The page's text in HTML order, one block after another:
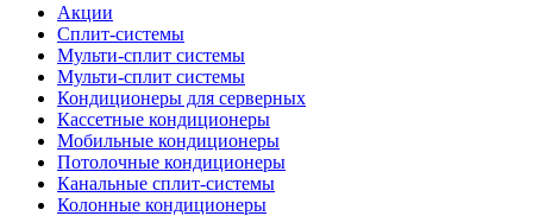
Акции
Сплит-системы
Мульти-сплит системы
Мульти-сплит системы
Кондиционеры для серверных
Кассетные кондиционеры
Мобильные кондиционеры
Потолочные кондиционеры
Канальные сплит-системы
Колонные кондиционеры